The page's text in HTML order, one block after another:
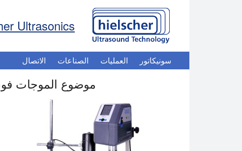
Ultrasonics
سونيكاتور العمليات الصناعات الاتصال
موضوع الموجات